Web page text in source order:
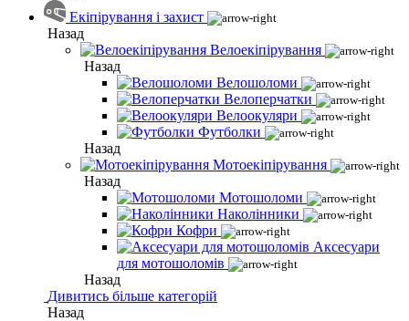
Екіпірування і захист
Назад
Велоекіпірування
Назад
Велошоломи
Велоперчатки
Велоокуляри
Футболки
Назад
Мотоекіпірування
Назад
Мотошоломи
Наколінники
Кофри
Аксесуари
для мотошоломів
Назад
Дивитись більше категорій
Назад